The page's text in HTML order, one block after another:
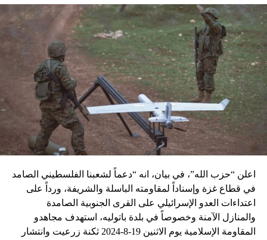
اعلن “حزب الله”، في بيان، انه “دعماً لشعبنا الفلسطيني الصامد
في قطاع غزة وإسناداً لمقاومته الباسلة ‌‏‌‏‌والشريفة، ورداً على
اعتداءات العدو الإسرائيلي على القرى الجنوبية الصامدة
والمنازل الآمنة وخصوصاً في بلدة باتوليه، استهدف مجاهدو
المقاومة الإسلامية يوم الاثنين 19-8-2024 ثكنة زرعيت وانتشار